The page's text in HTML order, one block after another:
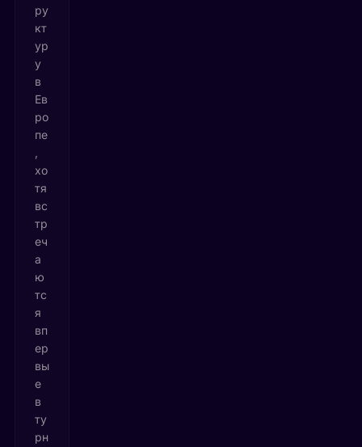
ру
кт
ур
у
в
Ев
ро
пе
хо
тя
вс
тр
еч
а
ю
тс
я
вп
ер
вы
е
в
ту
рн